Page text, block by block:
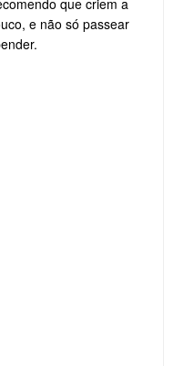
que criem a
e não só passear